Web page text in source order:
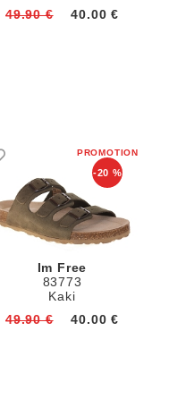
49.90 €
40.00 €
-20 %
Im Free
83773
Kaki
49.90 €
40.00 €